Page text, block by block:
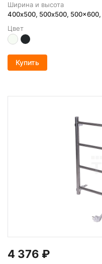
Ширина и высота
400х500, 500x500,
Цвет
Купить
4 376 ₽